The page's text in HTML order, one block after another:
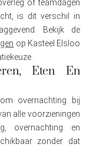
of teamdagen
is dit verschil in
Bekijk de
op Kasteel Elsloo
Eten En
overnachting bij
alle voorzieningen
overnachting en
zonder dat